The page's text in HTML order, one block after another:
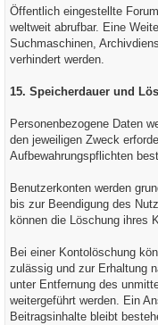
Öffentlich eingestellte
weltweit abrufbar. Eine
Suchmaschinen,
verhindert werden.
15. Speicherdauer und
Personenbezogene Daten
den jeweiligen Zweck
Aufbewahrungspflichten
Benutzerkonten werden
bis zur Beendigung des
können die Löschung ihres
Bei einer Kontolöschung
zulässig und zur Erhaltung
unter Entfernung des
weitergeführt werden. Ein
Beitragsinhalte bleibt